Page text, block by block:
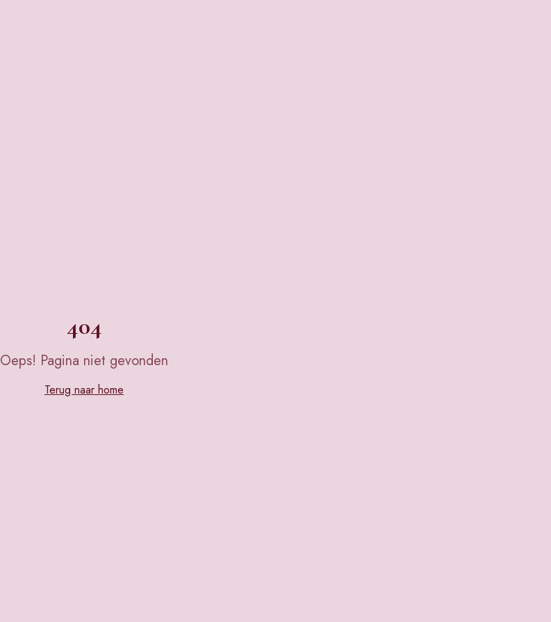
404
Oeps! Pagina niet gevonden
Terug naar home